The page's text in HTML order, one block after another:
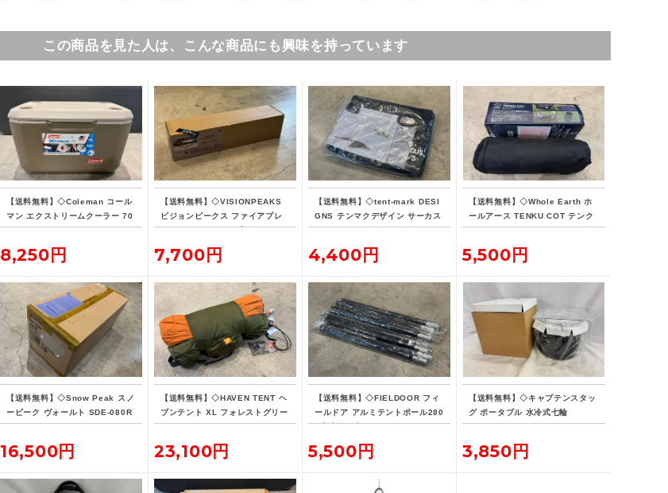
この商品を見た人は、こんな商品にも興味を持っています
【送料無料】◇Coleman コール
マン エクストリームクーラー 70
QT タンカラー
8,250円
【送料無料】◇VISIONPEAKS
ビジョンピークス ファイアプレ
イス TCレクタタープ
7,700円
【送料無料】◇tent-mark DESI
GNS テンマクデザイン サーカス
インナーマット 4/5
4,400円
【送料無料】◇Whole Earth ホ
ールアース TENKU COT テンク
ウコット
5,500円
【送料無料】◇Snow Peak スノ
ーピーク ヴォールト SDE-080R
H
16,500円
【送料無料】◇HAVEN TENT ヘ
ブンテント XL フォレストグリー
ン
23,100円
【送料無料】◇FIELDOOR フィ
ールドア アルミテントポール280
4本連結 2本セット
5,500円
【送料無料】◇キャプテンスタッ
グ ポータブル 水冷式七輪
3,850円